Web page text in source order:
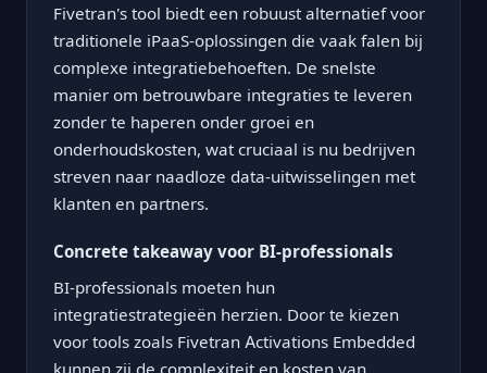
Fivetran's tool biedt een robuust alternatief voor
traditionele iPaaS-oplossingen die vaak falen bij
complexe integratiebehoeften. De snelste
manier om betrouwbare integraties te leveren
zonder te haperen onder groei en
onderhoudskosten, wat cruciaal is nu bedrijven
streven naar naadloze data-uitwisselingen met
klanten en partners.
Concrete takeaway voor BI-professionals
BI-professionals moeten hun
integratiestrategieën herzien. Door te kiezen
voor tools zoals Fivetran Activations Embedded